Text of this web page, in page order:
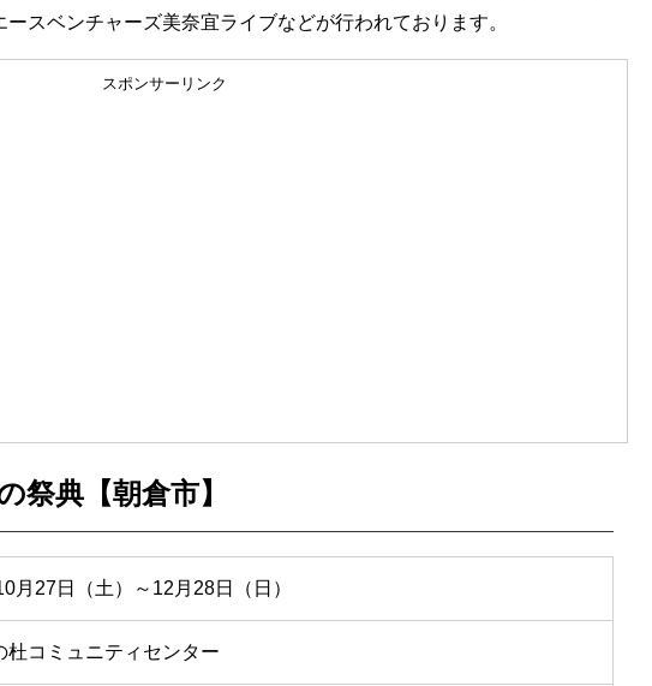
スベンチャーズ美奈宜ライブなどが行われております。
スポンサーリンク
祭典【朝倉市】
月27日（土）～12月28日（日）
杜コミュニティセンター